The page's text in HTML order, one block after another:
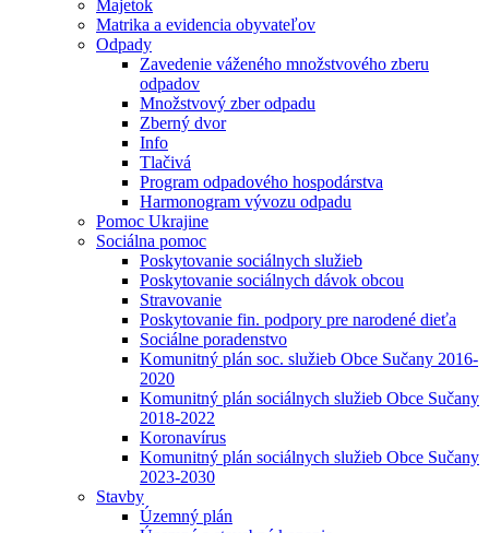
Majetok
Matrika a evidencia obyvateľov
Odpady
Zavedenie váženého množstvového zberu
odpadov
Množstvový zber odpadu
Zberný dvor
Info
Tlačivá
Program odpadového hospodárstva
Harmonogram vývozu odpadu
Pomoc Ukrajine
Sociálna pomoc
Poskytovanie sociálnych služieb
Poskytovanie sociálnych dávok obcou
Stravovanie
Poskytovanie fin. podpory pre narodené dieťa
Sociálne poradenstvo
Komunitný plán soc. služieb Obce Sučany 2016-
2020
Komunitný plán sociálnych služieb Obce Sučany
2018-2022
Koronavírus
Komunitný plán sociálnych služieb Obce Sučany
2023-2030
Stavby
Územný plán